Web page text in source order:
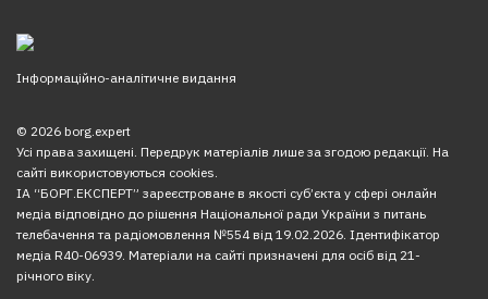
Інформаційно-аналітичне видання
© 2026 borg.expert
Усі права захищені. Передрук матеріалів лише за згодою редакції. На
сайті використовуються cookies.
ІА “БОРГ.ЕКСПЕРТ” зареєстроване в якості суб’єкта у сфері онлайн
медіа відповідно до рішення Національної ради України з питань
телебачення та радіомовлення №554 від 19.02.2026. Ідентифікатор
медіа R40-06939. Матеріали на сайті призначені для осіб від 21-
річного віку.